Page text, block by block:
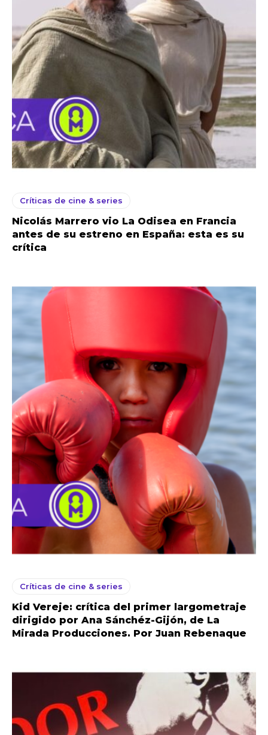
Críticas de cine & series
Nicolás Marrero vio La Odisea en Francia
antes de su estreno en España: esta es su
crítica
Críticas de cine & series
Kid Vereje: crítica del primer largometraje
dirigido por Ana Sánchéz-Gijón, de La
Mirada Producciones. Por Juan Rebenaque